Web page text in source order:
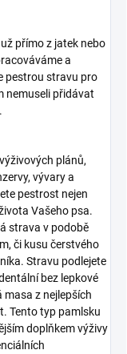
přímo z jatek nebo
a
pestrou stravu pro
nemuseli přidávat
plánů,
vývary a
pestrost nejen
Vašeho psa.
strava v podobě
či kusu čerstvého
Stravu podlejete
bez lepkové
z nejlepších
Tento typ pamlsku
doplňkem výživy